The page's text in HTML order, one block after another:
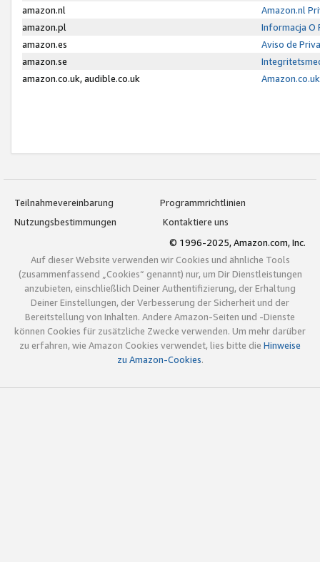
amazon.nl
Amazon.nl
amazon.pl
Informacja O
amazon.es
Aviso de
amazon.se
amazon.co.uk, audible.co.uk
Teilnahmevereinbarung
Programmrichtlinien
Nutzungsbestimmungen
Kontaktiere uns
© 1996-2025, Amazon.com, Inc.
Auf dieser Website verwenden wir Cookies und ähnliche Tools
(zusammenfassend „Cookies“ genannt) nur, um Dir Dienstleistungen
anzubieten, einschließlich Deiner Authentifizierung, der Erhaltung
Deiner Einstellungen, der Verbesserung der Sicherheit und der
Bereitstellung von Inhalten. Andere Amazon-Seiten und -Dienste
können Cookies für zusätzliche Zwecke verwenden. Um mehr darüber
zu erfahren, wie Amazon Cookies verwendet, lies bitte die Hinweise
zu Amazon-Cookies.